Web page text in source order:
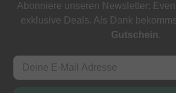
Abonniere unseren Newsletter:
exklusive Deals. Als Dank
Gutschein.